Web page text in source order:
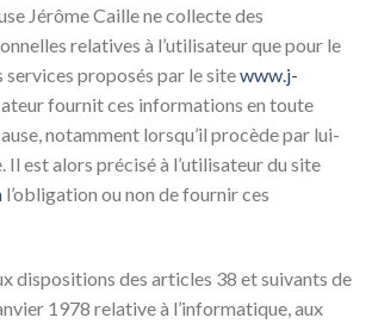
Jérôme Caille ne collecte des
relatives à l’utilisateur que pour le
services proposés par le sitewww.j-
fournit ces informations en toute
notamment lorsqu’il procède par lui-
Il est alors précisé à l’utilisateur du site
l’obligation ou non de fournir ces
dispositions des articles 38 et suivants de
1978 relative à l’informatique, aux